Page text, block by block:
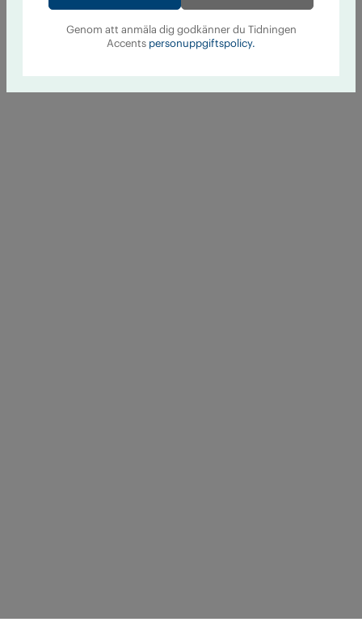
Genom att anmäla dig godkänner du Tidningen
Accents personuppgiftspolicy.